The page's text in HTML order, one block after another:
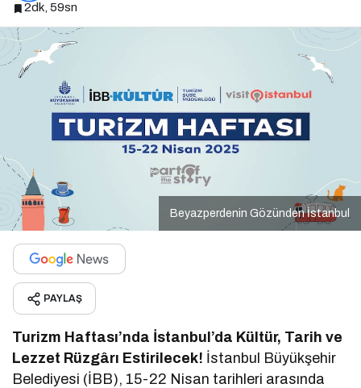
2dk, 59sn
Beyazperdenin Gözünden İstanbul
PAYLAŞ
Turizm Haftası’nda İstanbul’da Kültür, Tarih ve
Lezzet Rüzgârı Estirilecek! İstanbul Büyükşehir
Belediyesi (İBB), 15-22 Nisan tarihleri arasında